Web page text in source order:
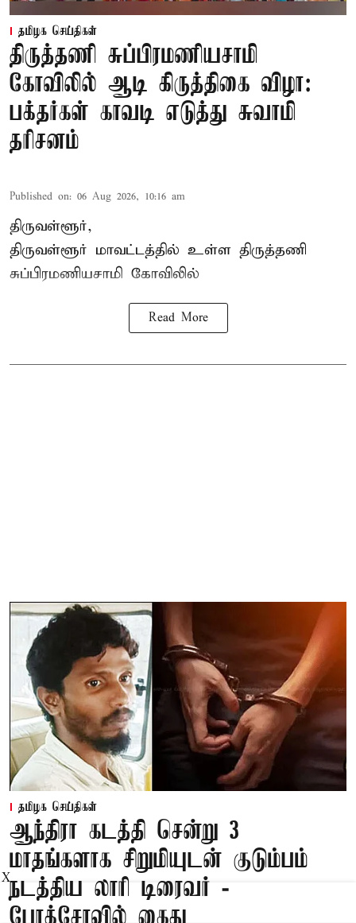
தமிழக செய்திகள்
திருத்தணி சுப்பிரமணியசாமி
கோவிலில் ஆடி கிருத்திகை விழா:
பக்தர்கள் காவடி எடுத்து சுவாமி
தரிசனம்
Published on: 06 Aug 2026, 10:16 am
திருவள்ளூர்,
திருவள்ளூர் மாவட்டத்தில் உள்ள திருத்தணி
சுப்பிரமணியசாமி கோவிலில்
Read More
தமிழக செய்திகள்
ஆந்திரா கடத்தி சென்று 3
மாதங்களாக சிறுமியுடன் குடும்பம்
நடத்திய லாரி டிரைவர் -
X